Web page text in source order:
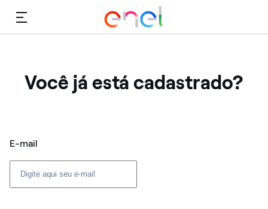
Cardápio
Você já está cadastrado?
Login: usuário e senha
E-mail